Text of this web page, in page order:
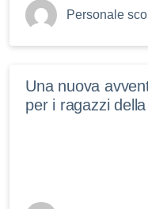
Personale
Una nuova
per i ragazzi